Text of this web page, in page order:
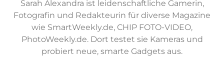
Sarah Alexandra ist leidenschaftliche Gamerin,
Fotografin und Redakteurin für diverse Magazine
wie SmartWeekly.de, CHIP FOTO-VIDEO,
PhotoWeekly.de. Dort testet sie Kameras und
probiert neue, smarte Gadgets aus.